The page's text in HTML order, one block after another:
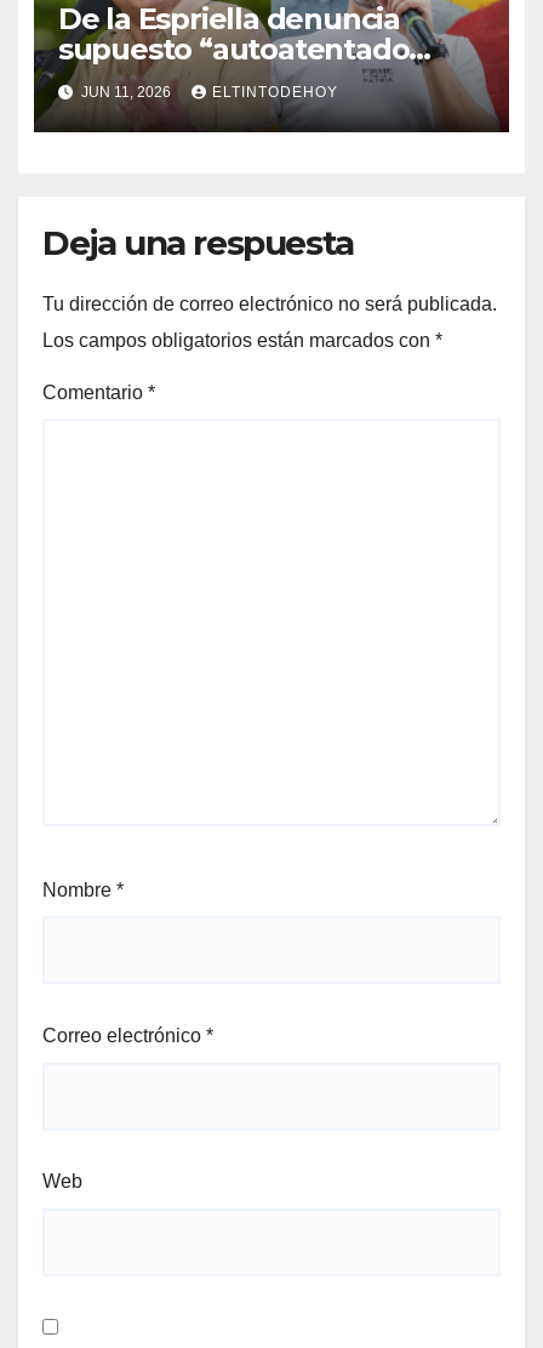
De la Espriella denuncia
supuesto “autoatentado
legislativo” tras decisión de
suspender provisionalmente
a Petro
JUN 11, 2026 ELTINTODEHOY
Deja una respuesta
Tu dirección de correo electrónico no será publicada.
Los campos obligatorios están marcados con *
Comentario *
Nombre *
Correo electrónico *
Web